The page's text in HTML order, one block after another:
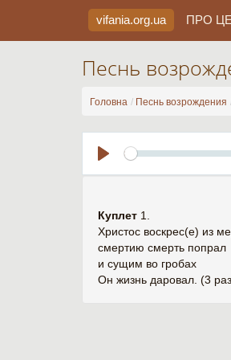
vifania.org.ua ПРО
Песнь
Головна Песнь возрождения
Куплет 1.
Христос воскрес(е) из
смертию смерть попрал
и сущим во гробах
Он жизнь даровал. (3